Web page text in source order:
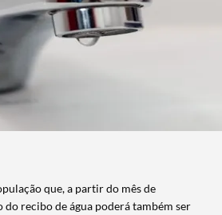
que, a partir do mês de
do recibo de água poderá também ser